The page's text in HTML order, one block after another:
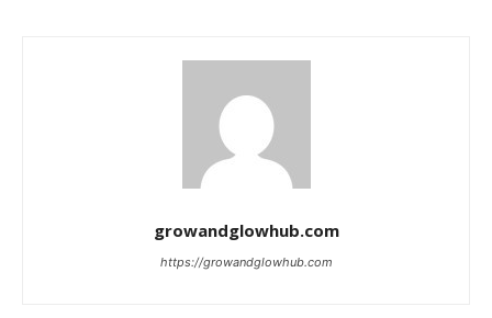
growandglowhub.com
https://growandglowhub.com